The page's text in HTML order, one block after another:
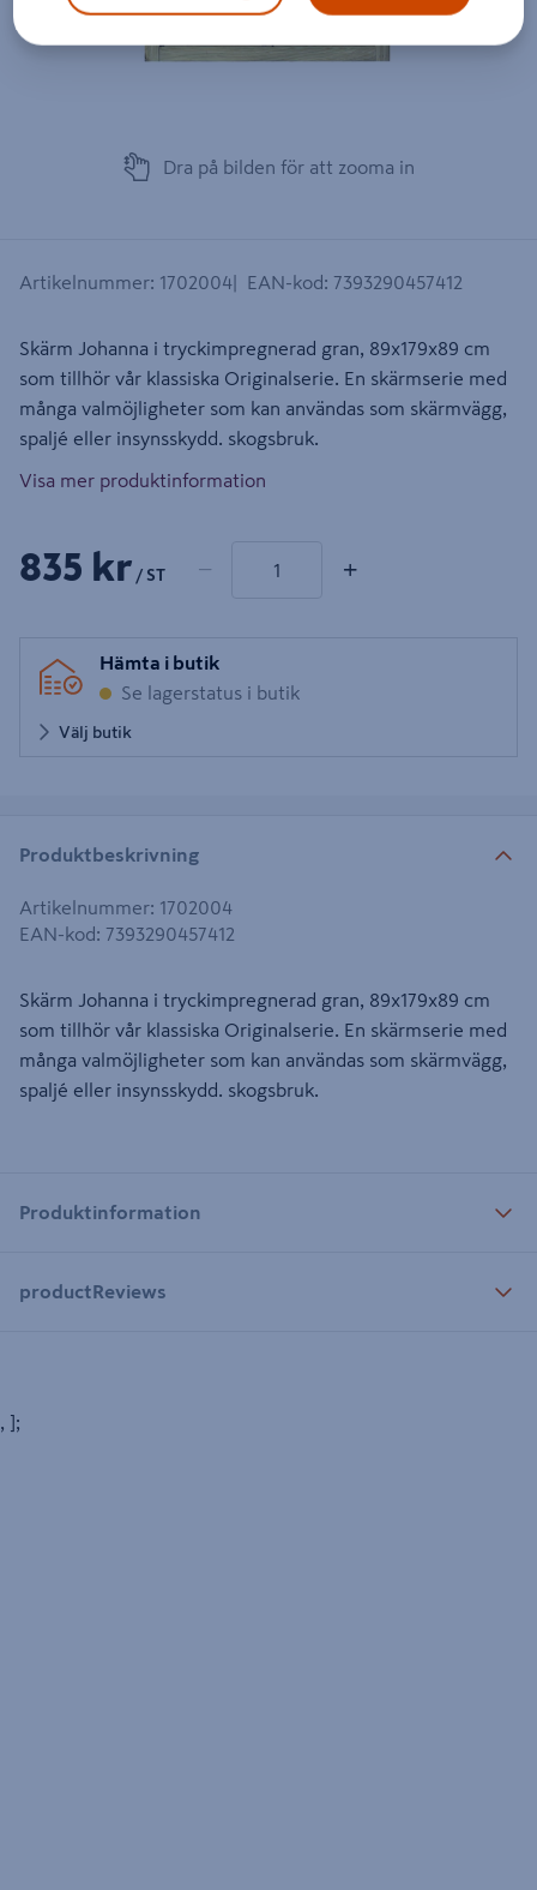
Dra på bilden för att zooma in
Artikelnummer: 1702004 EAN-kod: 7393290457412
Skärm Johanna i tryckimpregnerad gran, 89x179x89 cm
som tillhör vår klassiska Originalserie. En skärmserie med
många valmöjligheter som kan användas som skärmvägg,
spaljé eller insynsskydd. skogsbruk.
Visa mer produktinformation
835 kr / ST − +
Hämta i butik
Se lagerstatus i butik
Välj butik
Produktbeskrivning
Artikelnummer: 1702004
EAN-kod: 7393290457412
Skärm Johanna i tryckimpregnerad gran, 89x179x89 cm
som tillhör vår klassiska Originalserie. En skärmserie med
många valmöjligheter som kan användas som skärmvägg,
spaljé eller insynsskydd. skogsbruk.
Produktinformation
productReviews
, ];